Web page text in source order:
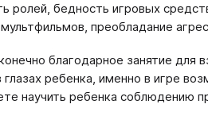
ролей, бедность игровых
преобладание
благодарное занятие для
ребенка, именно в игре
научить ребенка соблюдению